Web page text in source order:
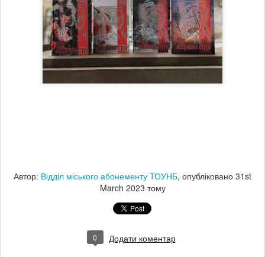
Автор: Відділ міського абонементу ТОУНБ, опубліковано 31st
March 2023 тому
0 Додати коментар